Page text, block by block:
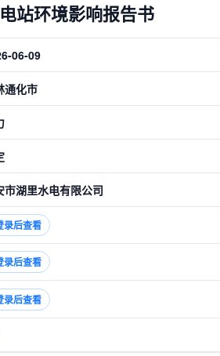
站环境影响报告书
06-09
通化市
市湖里水电有限公司
录后查看
录后查看
录后查看